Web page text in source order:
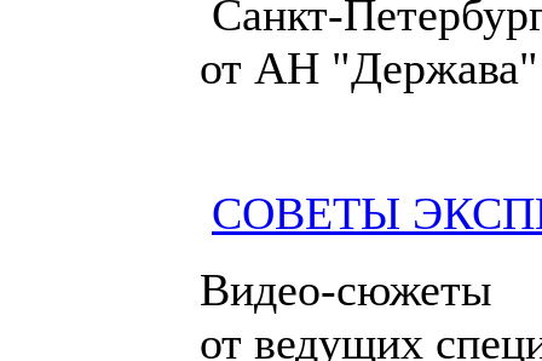
Санкт-
от АН "Держава"
СОВЕТЫ
Видео-сюжеты
от ведущих